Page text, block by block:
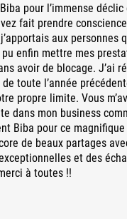
pour l’immense déclic
fait prendre
aux personnes
pu enfin mettre mes
avoir de blocage. J’ai
toute l’année
propre limite. Vous
dans mon business
Biba pour ce
de beaux partages
et des
à toutes !!